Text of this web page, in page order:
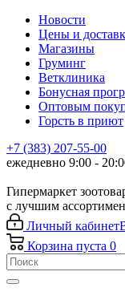
Новости
Цены и
Магазины
Груминг
Ветклиника
Бонусная
Оптовым
Горсть в приют
+7 (383) 207-55-00
ежедневно 9:00 -
Гипермаркет
с лучшим
Личный кабинет
Корзина пуста 0